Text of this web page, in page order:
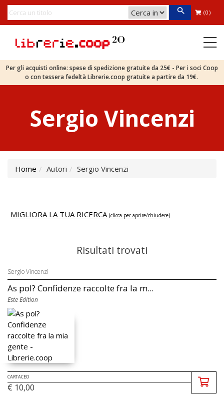
(0)
Per gli acquisti online: spese di spedizione gratuite da 25€ - Per i soci Coop
o con tessera fedeltà Librerie.coop gratuite a partire da 19€.
Sergio Vincenzi
Home Autori Sergio Vincenzi
MIGLIORA LA TUA RICERCA (clicca per aprire/chiudere)
Risultati trovati
Sergio Vincenzi
As pol? Confidenze raccolte fra la m...
Este Edition
CARTACEO
€ 10,00